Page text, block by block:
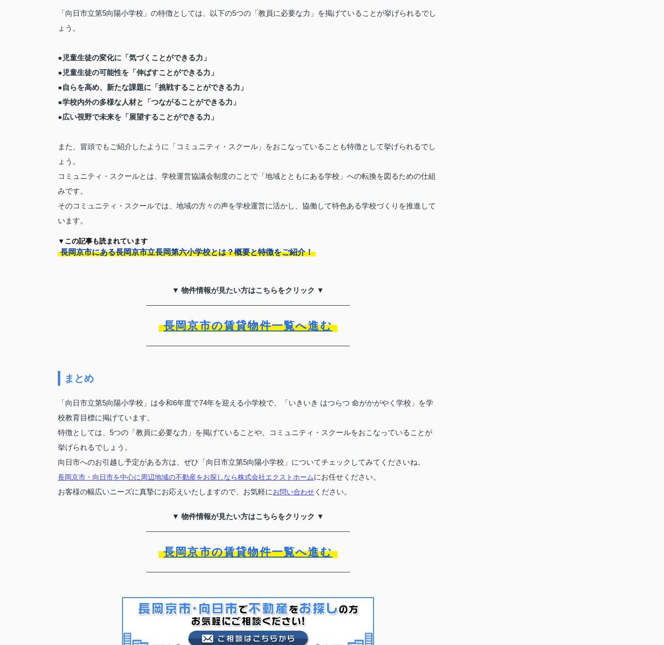
「向日市立第5向陽小学校」の特徴としては、以下の5つの「教員に必要な力」を掲げていることが挙げられるでし
ょう。
●児童生徒の変化に「気づくことができる力」
●児童生徒の可能性を「伸ばすことができる力」
●自らを高め、新たな課題に「挑戦することができる力」
●学校内外の多様な人材と「つながることができる力」
●広い視野で未来を「展望することができる力」
また、冒頭でもご紹介したように「コミュニティ・スクール」をおこなっていることも特徴として挙げられるでし
ょう。
コミュニティ・スクールとは、学校運営協議会制度のことで「地域とともにある学校」への転換を図るための仕組
みです。
そのコミュニティ・スクールでは、地域の方々の声を学校運営に活かし、協働して特色ある学校づくりを推進して
います。
▼この記事も読まれています
長岡京市にある長岡京市立長岡第六小学校とは？概要と特徴をご紹介！
▼ 物件情報が見たい方はこちらをクリック ▼
長岡京市の賃貸物件一覧へ進む
まとめ
「向日市立第5向陽小学校」は令和6年度で74年を迎える小学校で、「いきいき はつらつ 命がかがやく学校」を学
校教育目標に掲げています。
特徴としては、5つの「教員に必要な力」を掲げていることや、コミュニティ・スクールをおこなっていることが
挙げられるでしょう。
向日市へのお引越し予定がある方は、ぜひ「向日市立第5向陽小学校」についてチェックしてみてくださいね。
長岡京市・向日市を中心に周辺地域の不動産をお探しなら株式会社エクストホームにお任せください。
お客様の幅広いニーズに真摯にお応えいたしますので、お気軽にお問い合わせ ください。
▼ 物件情報が見たい方はこちらをクリック ▼
長岡京市の賃貸物件一覧へ進む